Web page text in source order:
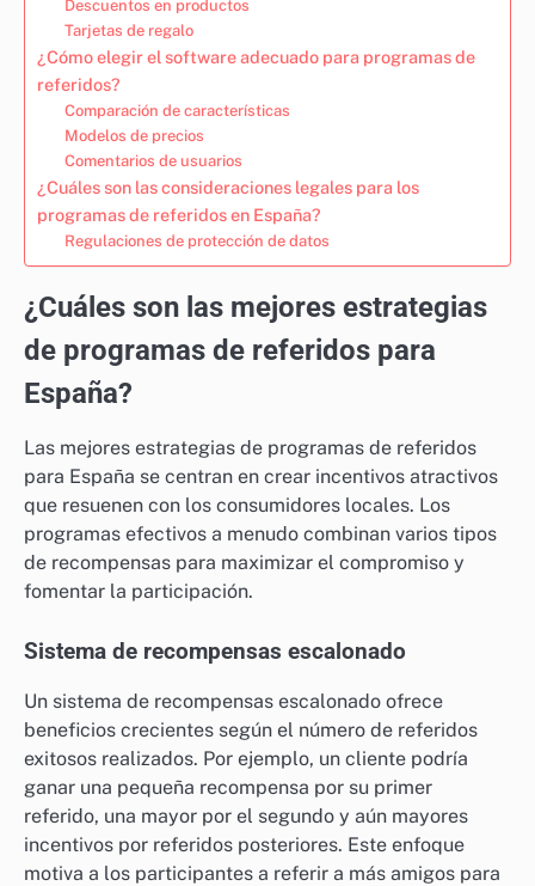
Descuentos en productos
Tarjetas de regalo
¿Cómo elegir el software adecuado para programas de
referidos?
Comparación de características
Modelos de precios
Comentarios de usuarios
¿Cuáles son las consideraciones legales para los
programas de referidos en España?
Regulaciones de protección de datos
¿Cuáles son las mejores estrategias
de programas de referidos para
España?
Las mejores estrategias de programas de referidos
para España se centran en crear incentivos atractivos
que resuenen con los consumidores locales. Los
programas efectivos a menudo combinan varios tipos
de recompensas para maximizar el compromiso y
fomentar la participación.
Sistema de recompensas escalonado
Un sistema de recompensas escalonado ofrece
beneficios crecientes según el número de referidos
exitosos realizados. Por ejemplo, un cliente podría
ganar una pequeña recompensa por su primer
referido, una mayor por el segundo y aún mayores
incentivos por referidos posteriores. Este enfoque
motiva a los participantes a referir a más amigos para